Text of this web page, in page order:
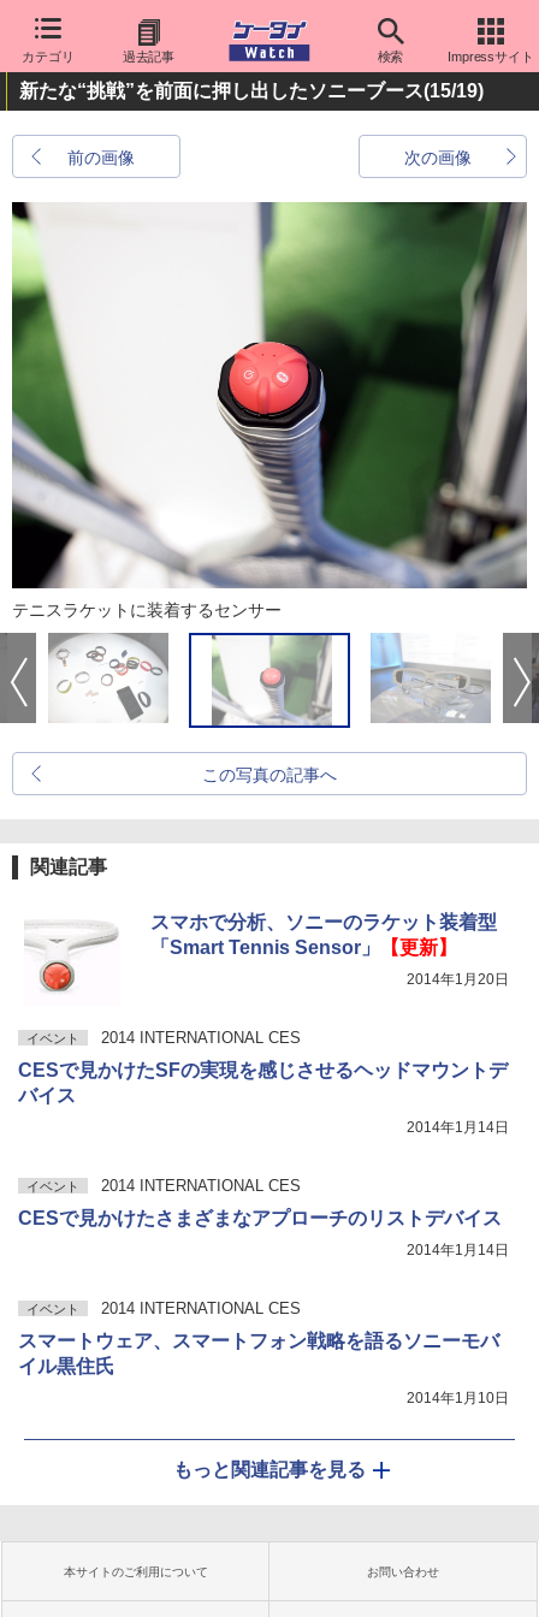
カテゴリ 過去記事 検索 Impressサイト
新たな“挑戦”を前面に押し出したソニーブース(15/19)
前の画像 次の画像
テニスラケットに装着するセンサー
この写真の記事へ
関連記事
スマホで分析、ソニーのラケット装着型
「Smart Tennis Sensor」
【更新】
2014年1月20日
イベント 2014 INTERNATIONAL CES
CESで見かけたSFの実現を感じさせるヘッドマウントデ
バイス
2014年1月14日
イベント 2014 INTERNATIONAL CES
CESで見かけたさまざまなアプローチのリストデバイス
2014年1月14日
イベント 2014 INTERNATIONAL CES
スマートウェア、スマートフォン戦略を語るソニーモバ
イル黒住氏
2014年1月10日
もっと関連記事を見る
本サイトのご利用について お問い合わせ